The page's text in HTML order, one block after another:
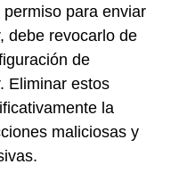
para enviar
debe revocarlo de
de
Eliminar estos
la
maliciosas y